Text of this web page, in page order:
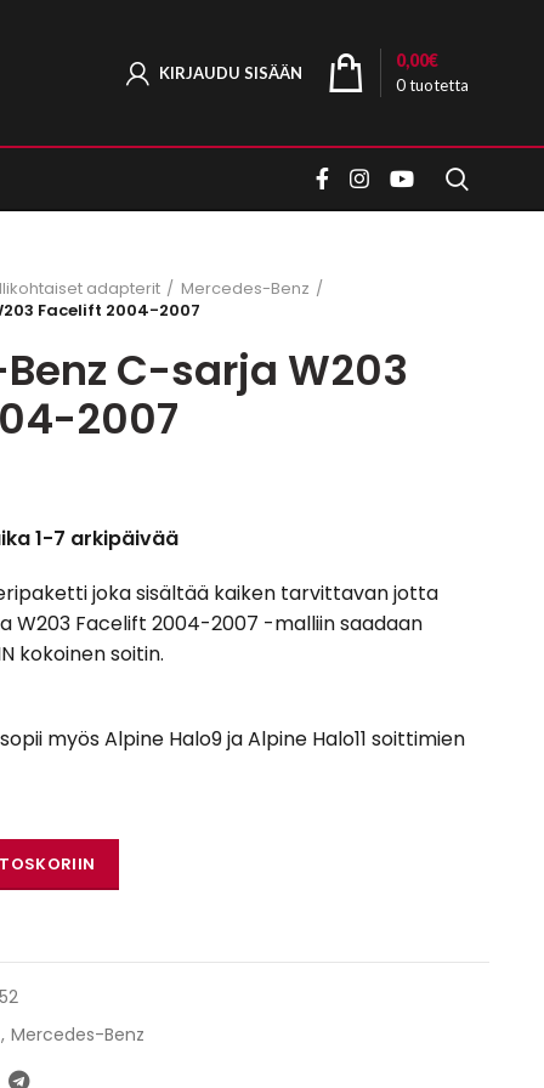
KIRJAUDU SISÄÄN
0tuotetta
0,00€
adapterit
Mercedes-Benz
Facelift 2004-2007
C-sarja W203
2007
1-7 arkipäivää
joka sisältää kaiken tarvittavan jotta
W203 Facelift 2004-2007 -malliin saadaan
kokoinen soitin.
myös Alpine Halo9 ja Alpine Halo11 soittimien
W203 Facelift 2004-2007 määrä
, Mercedes-Benz